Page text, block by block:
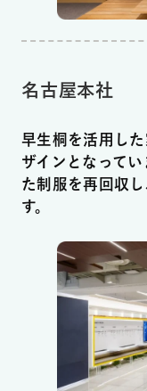
名古屋本社
早生桐を活用し
ザインとなって
た制服を再回収
す。